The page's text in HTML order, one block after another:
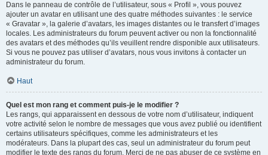
Dans le panneau de contrôle de l’utilisateur, sous « Profil », vous pouvez
ajouter un avatar en utilisant une des quatre méthodes suivantes : le service
« Gravatar », la galerie d’avatars, les images distantes ou le transfert d’images
locales. Les administrateurs du forum peuvent activer ou non la fonctionnalité
des avatars et des méthodes qu’ils veuillent rendre disponible aux utilisateurs.
Si vous ne pouvez pas utiliser d’avatars, nous vous invitons à contacter un
administrateur du forum.
Haut
Quel est mon rang et comment puis-je le modifier ?
Les rangs, qui apparaissent en dessous de votre nom d’utilisateur, indiquent
votre activité selon le nombre de messages que vous avez publié ou identifient
certains utilisateurs spécifiques, comme les administrateurs et les
modérateurs. Dans la plupart des cas, seul un administrateur du forum peut
modifier le texte des rangs du forum. Merci de ne pas abuser de ce système en